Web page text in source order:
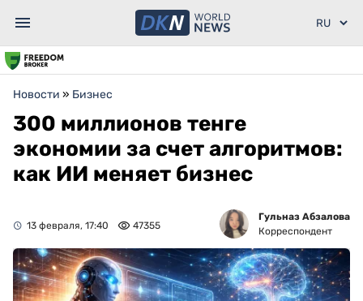
Новости » Бизнес
300 миллионов тенге
экономии за счет алгоритмов:
как ИИ меняет бизнес
13 февраля, 17:40 47355
Гульназ Абзалова
Корреспондент